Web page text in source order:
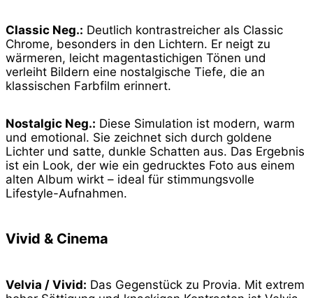
Classic Neg.: Deutlich kontrastreicher als Classic
Chrome, besonders in den Lichtern. Er neigt zu
wärmeren, leicht magentastichigen Tönen und
verleiht Bildern eine nostalgische Tiefe, die an
klassischen Farbfilm erinnert.
Nostalgic Neg.: Diese Simulation ist modern, warm
und emotional. Sie zeichnet sich durch goldene
Lichter und satte, dunkle Schatten aus. Das Ergebnis
ist ein Look, der wie ein gedrucktes Foto aus einem
alten Album wirkt – ideal für stimmungsvolle
Lifestyle-Aufnahmen.
Vivid & Cinema
Velvia / Vivid: Das Gegenstück zu Provia. Mit extrem